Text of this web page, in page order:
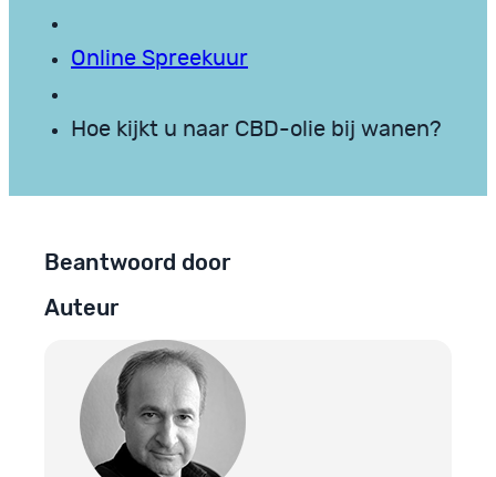
Online Spreekuur
Hoe kijkt u naar CBD-olie bij wanen?
Beantwoord door
Auteur